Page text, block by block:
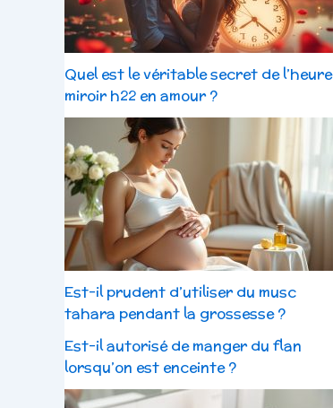
Quel est le véritable secret de l’heure
miroir h22 en amour ?
Est-il prudent d’utiliser du musc
tahara pendant la grossesse ?
Est-il autorisé de manger du flan
lorsqu’on est enceinte ?